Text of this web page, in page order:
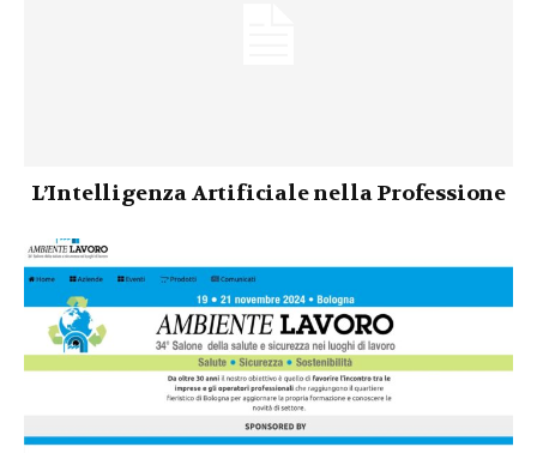
L’Intelligenza Artificiale nella Professione